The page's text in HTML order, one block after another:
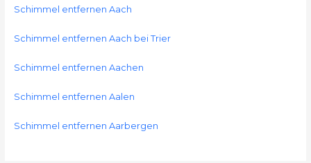
Schimmel entfernen Aach
Schimmel entfernen Aach bei Trier
Schimmel entfernen Aachen
Schimmel entfernen Aalen
Schimmel entfernen Aarbergen